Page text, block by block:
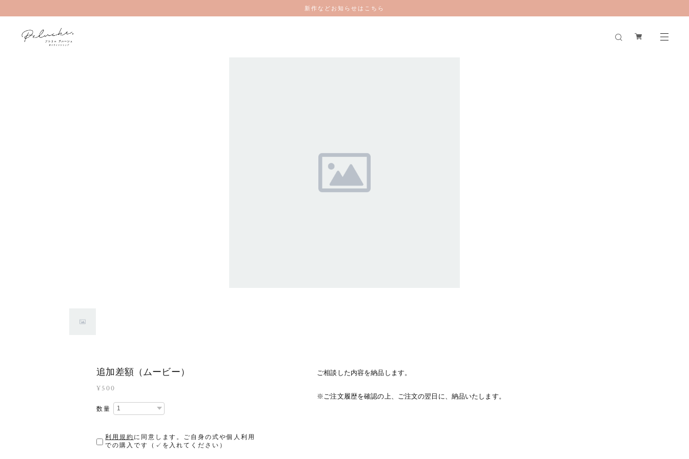
新作などお知らせはこちら
追加差額（ムービー）
¥500
数量
利用規約 に同意します。ご自身の式や個人利用
での購入です（✓を入れてください）
ご相談した内容を納品します。
※ご注文履歴を確認の上、ご注文の翌日に、納品いたします。